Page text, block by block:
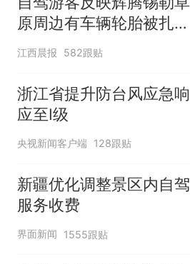
原周边有车辆轮胎被扎，
修理店铺换胎价格高达千
江西晨报 582跟贴
浙江省提升防台风应急响
应至Ⅰ级
央视新闻客户端 128跟贴
新疆优化调整景区内自驾
服务收费
界面新闻 1555跟贴